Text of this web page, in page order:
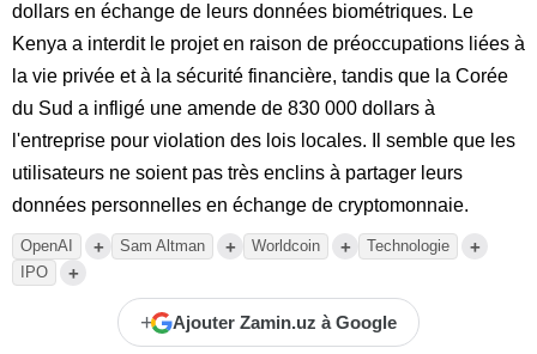
dollars en échange de leurs données biométriques. Le
Kenya a interdit le projet en raison de préoccupations liées à
la vie privée et à la sécurité financière, tandis que la Corée
du Sud a infligé une amende de 830 000 dollars à
l'entreprise pour violation des lois locales. Il semble que les
utilisateurs ne soient pas très enclins à partager leurs
données personnelles en échange de cryptomonnaie.
OpenAI + Sam Altman + Worldcoin + Technologie +
IPO +
+ Ajouter Zamin.uz à Google